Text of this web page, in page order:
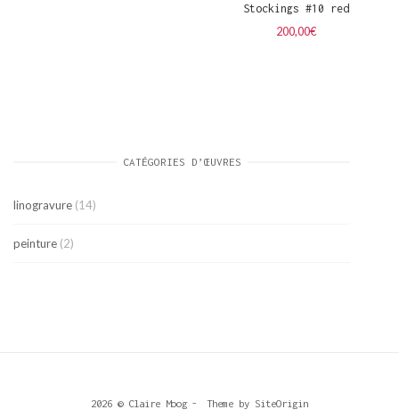
Stockings #10 red
200,00€
CATÉGORIES D’ŒUVRES
linogravure (14)
peinture (2)
2026 © Claire Moog Theme by SiteOrigin